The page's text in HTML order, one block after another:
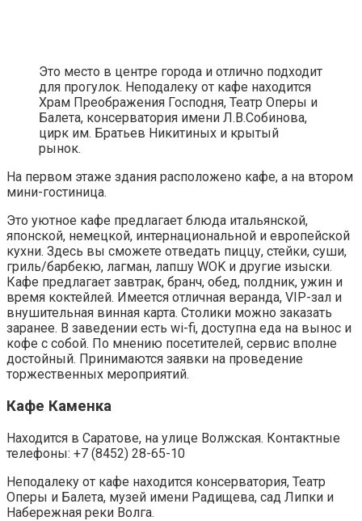
Это место в центре города и отлично подходит
для прогулок. Неподалеку от кафе находится
Храм Преображения Господня, Театр Оперы и
Балета, консерватория имени Л.В.Собинова,
цирк им. Братьев Никитиных и крытый
рынок.
На первом этаже здания расположено кафе, а на втором
мини-гостиница.
Это уютное кафе предлагает блюда итальянской,
японской, немецкой, интернациональной и европейской
кухни. Здесь вы сможете отведать пиццу, стейки, суши,
гриль/барбекю, лагман, лапшу WOK и другие изыски.
Кафе предлагает завтрак, бранч, обед, полдник, ужин и
время коктейлей. Имеется отличная веранда, VIP-зал и
внушительная винная карта. Столики можно заказать
заранее. В заведении есть wi-fi, доступна еда на вынос и
кофе с собой. По мнению посетителей, сервис вполне
достойный. Принимаются заявки на проведение
торжественных мероприятий.
Кафе Каменка
Находится в Саратове, на улице Волжская. Контактные
телефоны: +7 (8452) 28-65-10
Неподалеку от кафе находится консерватория, Театр
Оперы и Балета, музей имени Радищева, сад Липки и
Набережная реки Волга.